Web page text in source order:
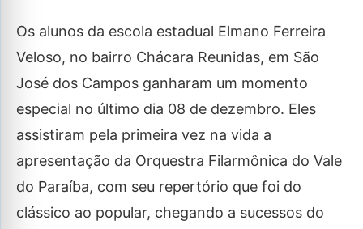
Os alunos da escola estadual Elmano Ferreira
Veloso, no bairro Chácara Reunidas, em São
José dos Campos ganharam um momento
especial no último dia 08 de dezembro. Eles
assistiram pela primeira vez na vida a
apresentação da Orquestra Filarmônica do Vale
do Paraíba, com seu repertório que foi do
clássico ao popular, chegando a sucessos do